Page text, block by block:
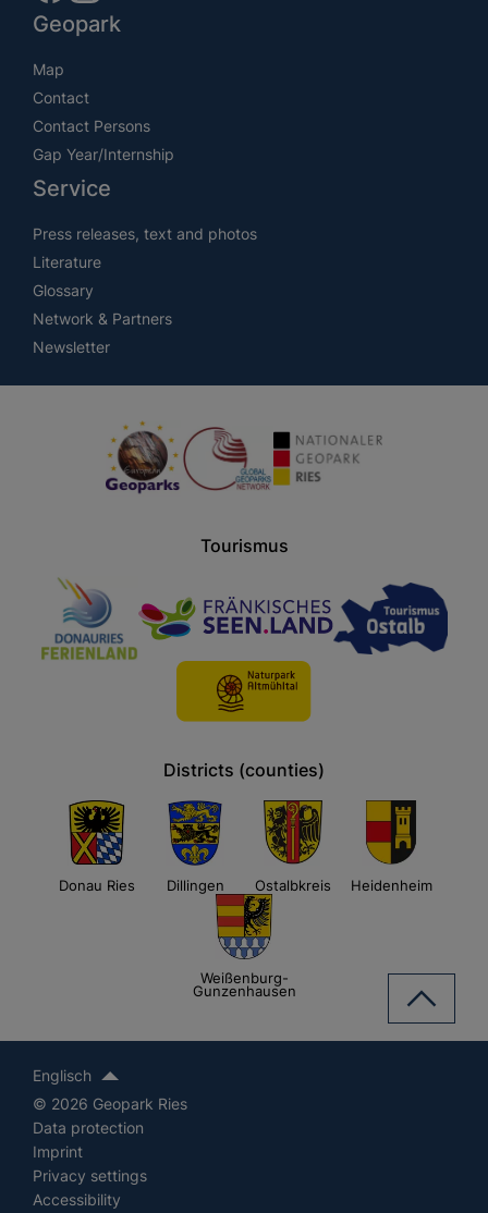
Geopark
Map
Contact
Contact Persons
Gap Year/Internship
Service
Press releases, text and photos
Literature
Glossary
Network & Partners
Newsletter
Tourismus
Districts (counties)
Donau Ries Dillingen Ostalbkreis Heidenheim
Weißenburg-
Gunzenhausen
Englisch
© 2026 Geopark Ries
Data protection
Imprint
Privacy settings
Accessibility